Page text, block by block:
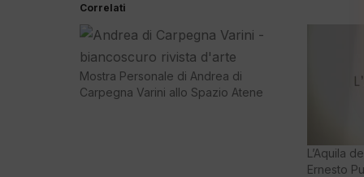
Correlati
Mostra Personale di Andrea di
Carpegna Varini allo Spazio Atene
L’Aquila
Ernesto